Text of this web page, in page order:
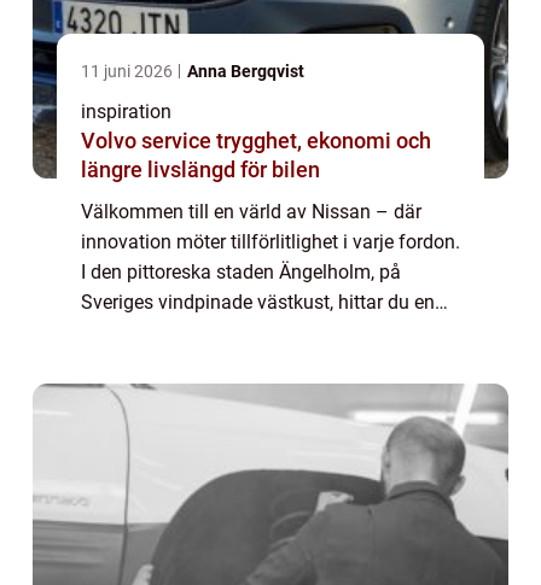
11 juni 2026 Anna Bergqvist
inspiration
Volvo service trygghet, ekonomi och
längre livslängd för bilen
Välkommen till en värld av Nissan – där
innovation möter tillförlitlighet i varje fordon.
I den pittoreska staden Ängelholm, på
Sveriges vindpinade västkust, hittar du en